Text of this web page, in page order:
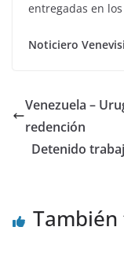
entregadas en
Noticiero
Venezuela –
redención
Detenido